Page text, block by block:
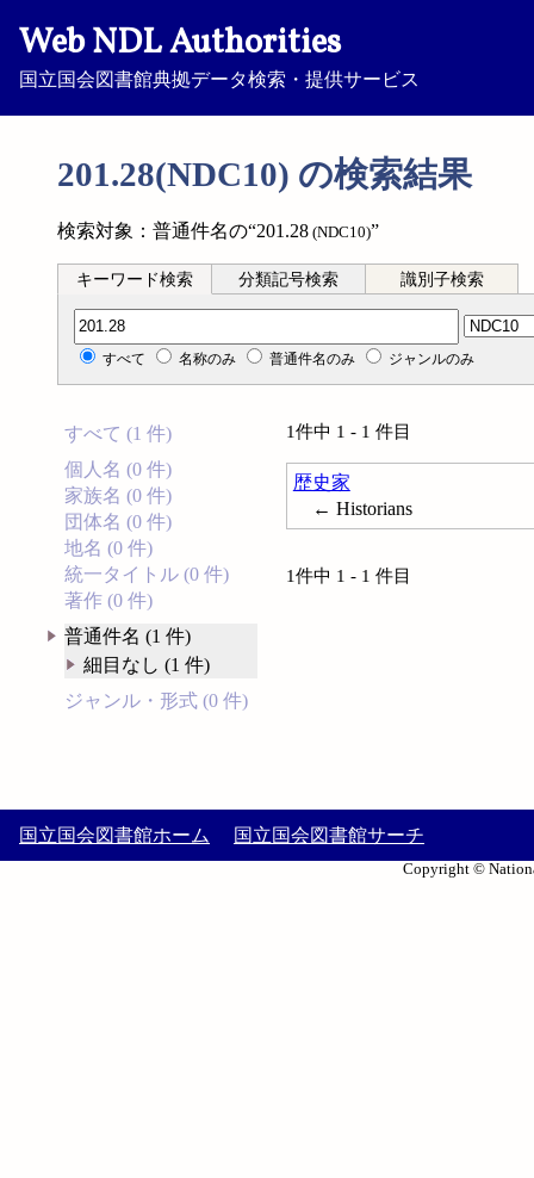
Web NDL Authorities
国立国会図書館典拠データ検索・提供サービス
201.28(NDC10) の検索結果
検索対象：普通件名の“201.28 (NDC10)”
キーワード検索 分類記号検索 識別子検索
分類記号検索
すべて 名称のみ 普通件名のみ ジャンルのみ
すべて (1 件)
個人名 (0 件)
家族名 (0 件)
団体名 (0 件)
地名 (0 件)
統一タイトル (0 件)
著作 (0 件)
普通件名 (1 件)
細目なし (1 件)
ジャンル・形式 (0 件)
1件中 1 - 1 件目
歴史家
← Historians
1件中 1 - 1 件目
国立国会図書館ホーム 国立国会図書館サーチ
Copyright ©